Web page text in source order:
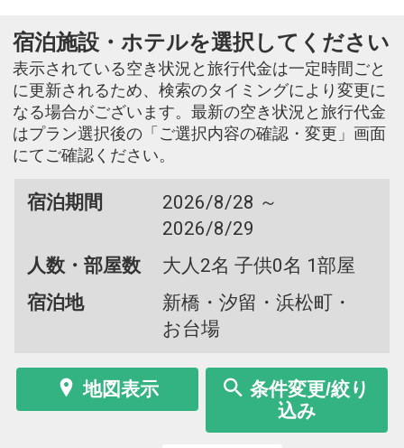
宿泊施設・ホテルを選択してください
表示されている空き状況と旅行代金は一定時間ごと
に更新されるため、検索のタイミングにより変更に
なる場合がございます。最新の空き状況と旅行代金
はプラン選択後の「ご選択内容の確認・変更」画面
にてご確認ください。
宿泊期間
2026/8/28 ～
2026/8/29
人数・部屋数
大人2名 子供0名 1部屋
宿泊地
新橋・汐留・浜松町・
お台場
地図表示
条件変更/絞り
込み